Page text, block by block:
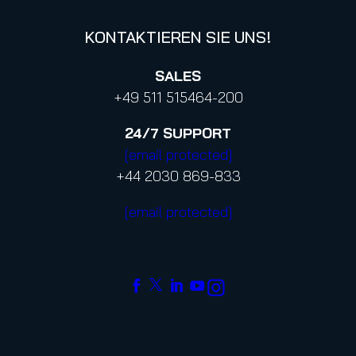
KONTAKTIEREN SIE UNS!
SALES
+49 511 515464-200
24/7 SUPPORT
[email protected]
+44 2030 869-833
[email protected]